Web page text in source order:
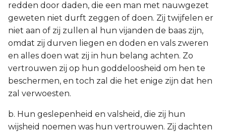
redden door daden, die een man met nauwgezet
geweten niet durft zeggen of doen. Zij twijfelen er
niet aan of zij zullen al hun vijanden de baas zijn,
omdat zij durven liegen en doden en vals zweren
en alles doen wat zij in hun belang achten. Zo
vertrouwen zij op hun goddeloosheid om hen te
beschermen, en toch zal die het enige zijn dat hen
zal verwoesten.
b. Hun geslepenheid en valsheid, die zij hun
wijsheid noemen was hun vertrouwen. Zij dachten